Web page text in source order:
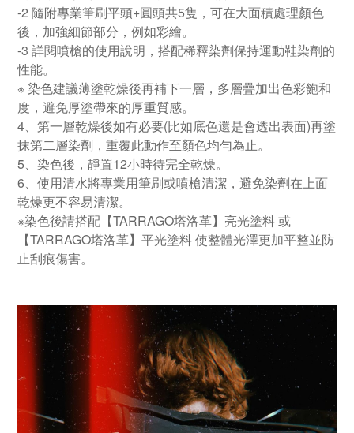
-2 隨附專業筆刷平頭+圓頭共5隻，可在大面積處理顏色
後，加強細節部分，例如彩繪。
-3 詳閱噴槍的使用說明，搭配稀釋染劑保持運動鞋染劑的
性能。
※ 染色建議薄塗乾燥後再補下一層，多層疊加出色彩飽和
度，避免厚塗帶來的厚重質感。
4、第一層乾燥後如有必要(比如底色還是會透出表面)再塗
抹第二層染劑，重覆此動作至顏色均勻為止。
5、染色後，靜置12小時待完全乾燥。
6、使用清水將專業用筆刷或噴槍清潔，避免染劑在上面
乾燥更不容易清潔。
※染色後請搭配【TARRAGO塔洛革】亮光塗料 或
【TARRAGO塔洛革】平光塗料 使整體光澤更加平整並防
止刮痕傷害。